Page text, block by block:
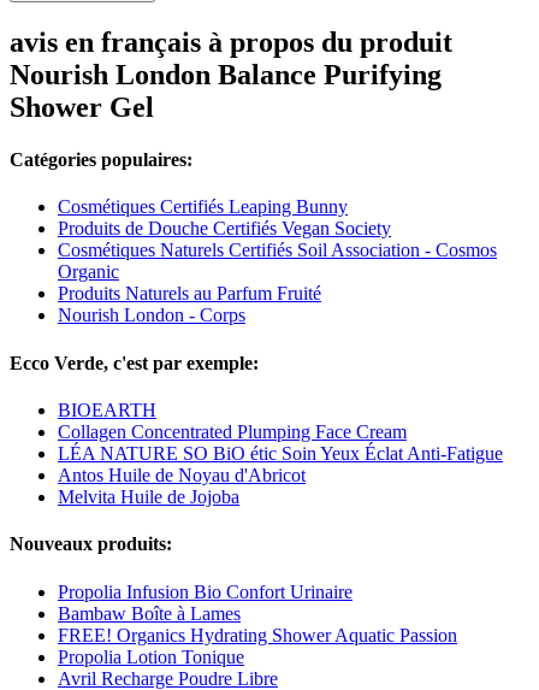
avis en français à propos du produit
Nourish London Balance Purifying
Shower Gel
Catégories populaires:
Cosmétiques Certifiés Leaping Bunny
Produits de Douche Certifiés Vegan Society
Cosmétiques Naturels Certifiés Soil Association - Cosmos
Organic
Produits Naturels au Parfum Fruité
Nourish London - Corps
Ecco Verde, c'est par exemple:
BIOEARTH
Collagen Concentrated Plumping Face Cream
LÉA NATURE SO BiO étic Soin Yeux Éclat Anti-Fatigue
Antos Huile de Noyau d'Abricot
Melvita Huile de Jojoba
Nouveaux produits:
Propolia Infusion Bio Confort Urinaire
Bambaw Boîte à Lames
FREE! Organics Hydrating Shower Aquatic Passion
Propolia Lotion Tonique
Avril Recharge Poudre Libre